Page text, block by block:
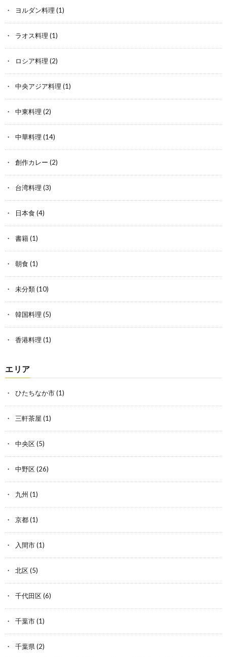
ヨルダン料理 (1)
ラオス料理 (1)
ロシア料理 (2)
中央アジア料理 (1)
中東料理 (2)
中華料理 (14)
創作カレー (2)
台湾料理 (3)
日本食 (4)
書籍(1)
朝食 (1)
未分類(10)
韓国料理 (5)
香港料理 (1)
エリア
ひたちなか市(1)
三軒茶屋 (1)
中央区(5)
中野区(26)
九州 (1)
京都(1)
入間市(1)
北区(5)
千代田区(6)
千葉市(1)
千葉県(2)